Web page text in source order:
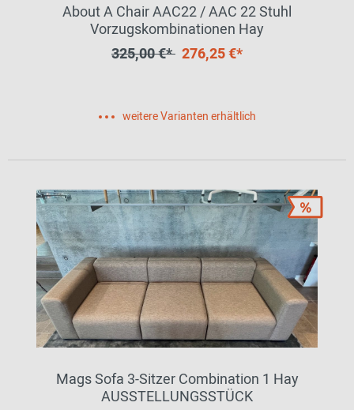
About A Chair AAC22 / AAC 22 Stuhl
Vorzugskombinationen Hay
325,00 €* 276,25 €*
weitere Varianten erhältlich
Mags Sofa 3-Sitzer Combination 1 Hay
AUSSTELLUNGSSTÜCK